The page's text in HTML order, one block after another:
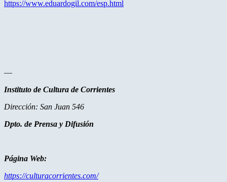
https://www.eduardogil.com/esp.html
—
Instituto de Cultura de Corrientes
Dirección: San Juan 546
Dpto. de Prensa y Difusión
Página Web:
https://culturacorrientes.com/